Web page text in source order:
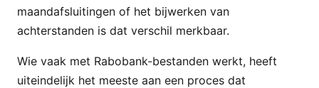
maandafsluitingen of het bijwerken van
achterstanden is dat verschil merkbaar.
Wie vaak met Rabobank-bestanden werkt, heeft
uiteindelijk het meeste aan een proces dat